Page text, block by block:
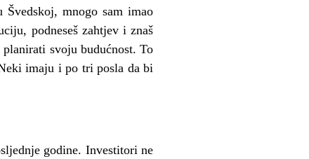
mnogo sam imao
podneseš zahtjev i znaš
svoju budućnost. To
imaju i po tri posla da bi
godine. Investitori ne